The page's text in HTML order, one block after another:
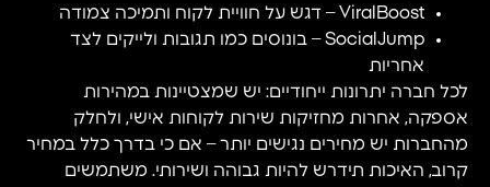
ViralBoost – דגש על חוויית לקוח ותמיכה צמודה
SocialJump – בונוסים כמו תגובות ולייקים לצד
אחריות
לכל חברה יתרונות ייחודיים: יש שמצטיינות במהירות
אספקה, אחרות מחזיקות שירות לקוחות אישי, ולחלק
מהחברות יש מחירים נגישים יותר – אם כי בדרך כלל במחיר
קרוב, האיכות תידרש להיות גבוהה ושירותי. משתמשים